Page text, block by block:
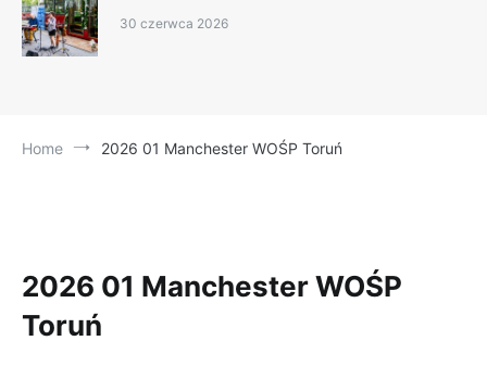
30 czerwca 2026
Home 2026 01 Manchester WOŚP Toruń
2026 01 Manchester WOŚP
Toruń